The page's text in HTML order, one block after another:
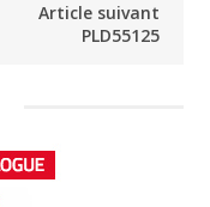
Article suivant
PLD55125